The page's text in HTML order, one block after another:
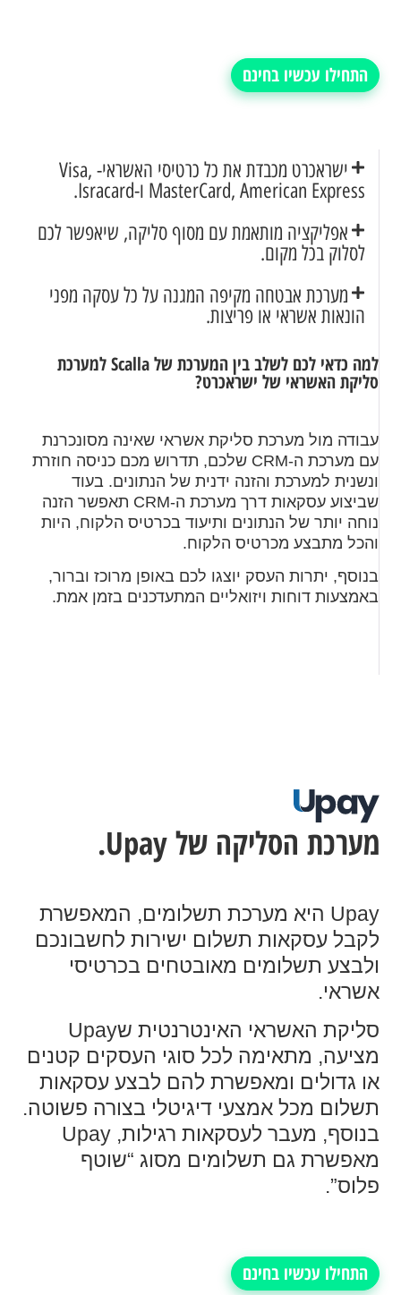
התחילו עכשיו בחינם
ישראכרט מכבדת את כל כרטיסי האשראי- Visa,
MasterCard, American Express ו-Isracard.
אפליקציה מותאמת עם מסוף סליקה, שיאפשר לכם
לסלוק בכל מקום.
מערכת אבטחה מקיפה המגנה על כל עסקה מפני
הונאות אשראי או פריצות.
למה כדאי לכם לשלב בין המערכת של Scalla למערכת
סליקת האשראי של ישראכרט?
עבודה מול מערכת סליקת אשראי שאינה מסונכרנת
עם מערכת ה-CRM שלכם, תדרוש מכם כניסה חוזרת
ונשנית למערכת והזנה ידנית של הנתונים. בעוד
שביצוע עסקאות דרך מערכת ה-CRM תאפשר הזנה
נוחה יותר של הנתונים ותיעוד בכרטיס הלקוח, היות
והכל מתבצע מכרטיס הלקוח.
בנוסף, יתרות העסק יוצגו לכם באופן מרוכז וברור,
באמצעות דוחות ויזואליים המתעדכנים בזמן אמת.
מערכת הסליקה של Upay.
Upay היא מערכת תשלומים, המאפשרת
לקבל עסקאות תשלום ישירות לחשבונכם
ולבצע תשלומים מאובטחים בכרטיסי
אשראי.
סליקת האשראי האינטרנטית שUpay
מציעה, מתאימה לכל סוגי העסקים קטנים
או גדולים ומאפשרת להם לבצע עסקאות
תשלום מכל אמצעי דיגיטלי בצורה פשוטה.
בנוסף, מעבר לעסקאות רגילות, Upay
מאפשרת גם תשלומים מסוג “שוטף
פלוס”.
התחילו עכשיו בחינם